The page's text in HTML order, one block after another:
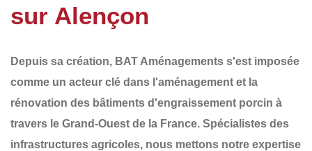
sur Alençon
Depuis sa création, BAT Aménagements s'est imposée
comme un acteur clé dans l'aménagement et la
rénovation des bâtiments d'engraissement porcin à
travers le Grand-Ouest de la France. Spécialistes des
infrastructures agricoles, nous mettons notre expertise